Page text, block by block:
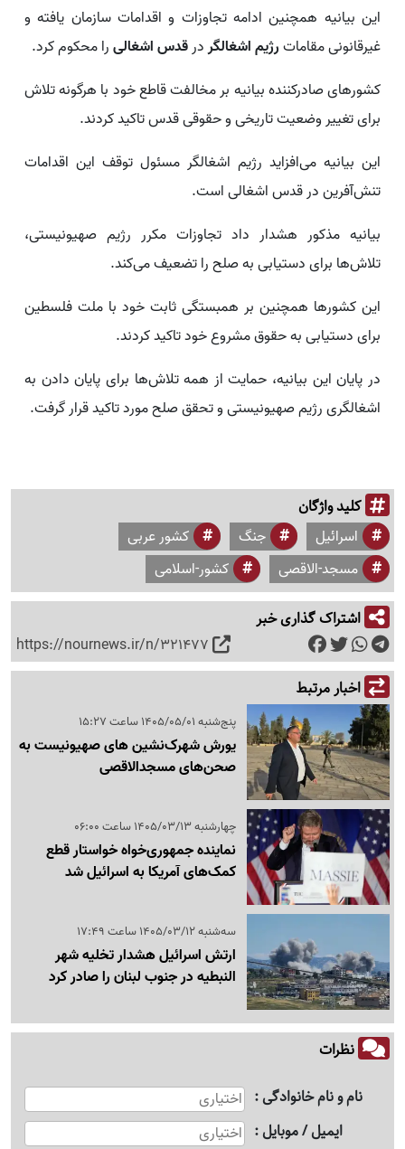
این بیانیه همچنین ادامه تجاوزات و اقدامات سازمان‌ یافته و
غیرقانونی مقاماترژیم اشغالگردرقدس اشغالیرا محکوم کرد.
کشورهای صادرکننده بیانیه بر مخالفت قاطع خود با هرگونه تلاش
برای تغییر وضعیت تاریخی و حقوقی قدس تاکید کردند.
این بیانیه می‌افزاید رژیم اشغالگر مسئول توقف این اقدامات
تنش‌آفرین در قدس اشغالی است.
بیانیه مذکور هشدار داد تجاوزات مکرر رژیم صهیونیستی،
تلاش‌ها برای دستیابی به صلح را تضعیف می‌کند.
این کشورها همچنین بر همبستگی ثابت خود با ملت فلسطین
برای دستیابی به حقوق مشروع خود تاکید کردند.
در پایان این بیانیه، حمایت از همه تلاش‌ها برای پایان دادن به
اشغالگری رژیم صهیونیستی و تحقق صلح مورد تاکید قرار گرفت.
کلید واژگان
اسرائیل جنگ
کشور عربی
مسجد-الاقصی
کشور-اسلامی
اشتراک گذاری خبر
https://nournews.ir/n/321477
اخبار مرتبط
پنج‌شنبه 1405/05/01 ساعت 15:27
یورش شهرک‌نشین های صهیونیست به
صحن‌های مسجدالاقصی
چهارشنبه 1405/03/13 ساعت 06:00
نماینده جمهوری‌خواه خواستار قطع
کمک‌های آمریکا به اسرائیل شد
سه‌شنبه 1405/03/12 ساعت 17:49
ارتش اسرائیل هشدار تخلیه شهر
النبطیه در جنوب لبنان را صادر کرد
نظرات
نام و نام خانوادگی
ایمیل / موبایل